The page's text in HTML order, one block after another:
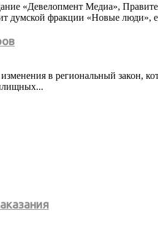
«Девелопмент Медиа»,
думской фракции «Новые люди»,
в региональный закон,